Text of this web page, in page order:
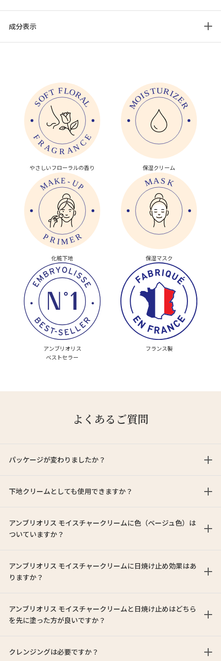
成分表示
やさしいフローラルの香り 保湿クリーム
化粧下地 保湿マスク
アンブリオリス
ベストセラー
フランス製
よくあるご質問
パッケージが変わりましたか？
下地クリームとしても使用できますか？
アンブリオリス モイスチャークリームに色（ベージュ色）は
ついていますか？
アンブリオリス モイスチャークリームに日焼け止め効果はあ
りますか？
アンブリオリス モイスチャークリームと日焼け止めはどちら
を先に塗った方が良いですか？
クレンジングは必要ですか？